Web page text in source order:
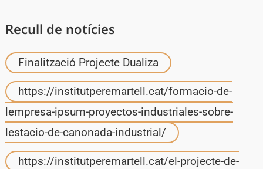
Recull de notícies
Finalització Projecte Dualiza
https://institutperemartell.cat/formacio-de-
lempresa-ipsum-proyectos-industriales-sobre-
lestacio-de-canonada-industrial/
https://institutperemartell.cat/el-projecte-de-